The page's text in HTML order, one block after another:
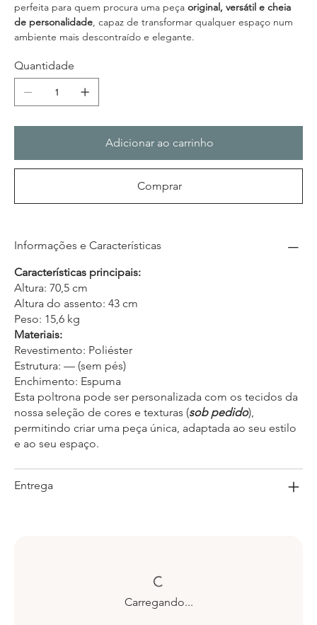
perfeita para quem procura uma peça original, versátil e cheia
de personalidade, capaz de transformar qualquer espaço num
ambiente mais descontraído e elegante.
Quantidade
Adicionar ao carrinho
Comprar
Informações e Características
Características principais:
Altura: 70,5 cm
Altura do assento: 43 cm
Peso: 15,6 kg
Materiais:
Revestimento: Poliéster
Estrutura: — (sem pés)
Enchimento: Espuma
Esta poltrona pode ser personalizada com os tecidos da
nossa seleção de cores e texturas (sob pedido),
permitindo criar uma peça única, adaptada ao seu estilo
e ao seu espaço.
Entrega
Carregando...